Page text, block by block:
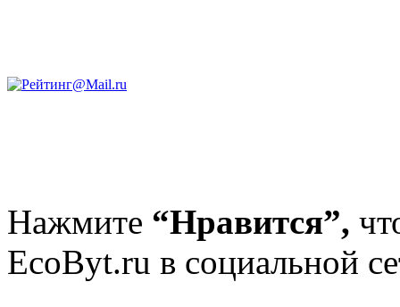
Нажмите “Нравится”,
EcoByt.ru в социальной